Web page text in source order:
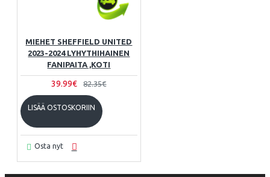
MIEHET SHEFFIELD UNITED
2023-2024 LYHYTHIHAINEN
FANIPAITA ,KOTI
39.99€ 82.35€
LISÄÄ OSTOSKORIIN
Osta nyt